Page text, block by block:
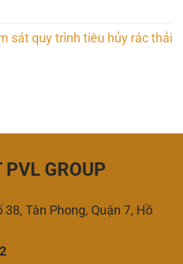
sát quy trình tiêu hủy rác thải
PVL GROUP
Tân Phong, Quận 7, Hồ